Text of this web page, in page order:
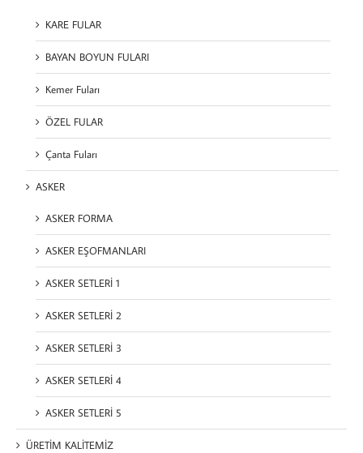
KARE FULAR
BAYAN BOYUN FULARI
Kemer Fuları
ÖZEL FULAR
Çanta Fuları
ASKER
ASKER FORMA
ASKER EŞOFMANLARI
ASKER SETLERİ 1
ASKER SETLERİ 2
ASKER SETLERİ 3
ASKER SETLERİ 4
ASKER SETLERİ 5
ÜRETİM KALİTEMİZ